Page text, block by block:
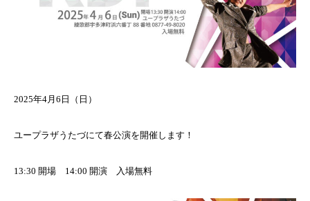
2025年4月6日（日）
ユープラザうたづにて春公演を開催します！
13:30 開場 14:00 開演 入場無料